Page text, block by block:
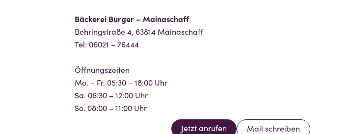
Bäckerei Burger – Mainaschaff
Behringstraße 4, 63814 Mainaschaff
Tel: 06021 – 76444
Öffnungszeiten
Mo. – Fr. 05:30 – 18:00 Uhr
Sa. 06:30 – 12:00 Uhr
So. 08:00 – 11:00 Uhr
Mail schreiben
Jetzt anrufen